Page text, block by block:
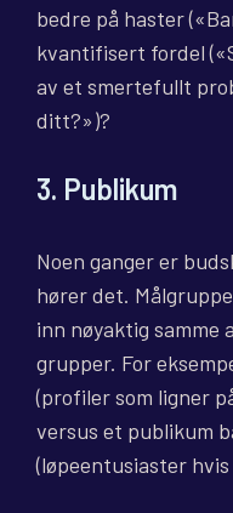
bedre på haster
kvantifisert fordel
av et smertefullt
ditt?»)?
3. Publikum
Noen ganger er
hører det.
inn nøyaktig samme
grupper. For
(profiler som ligner
versus et publikum
(løpeentusiaster hvis